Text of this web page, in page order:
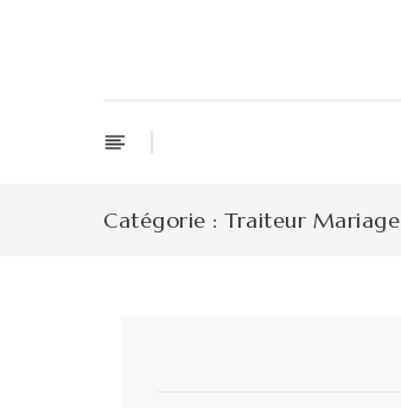
Catégorie : Traiteur Mariage